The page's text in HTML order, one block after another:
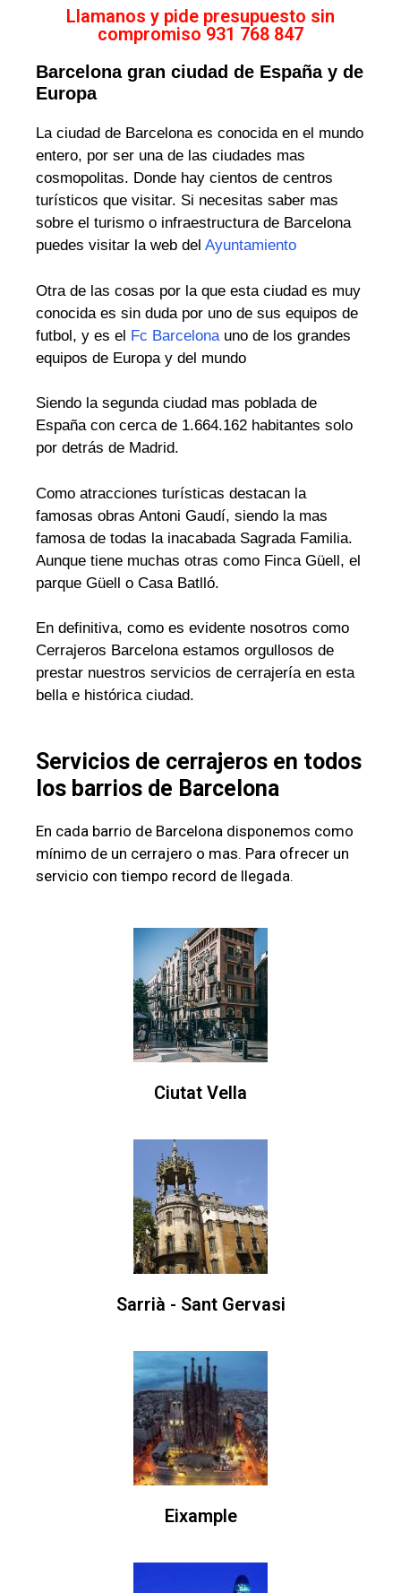
Llamanos y pide presupuesto sin
compromiso 931 768 847
Barcelona gran ciudad de España y de
Europa
La ciudad de Barcelona es conocida en el mundo
entero, por ser una de las ciudades mas
cosmopolitas. Donde hay cientos de centros
turísticos que visitar. Si necesitas saber mas
sobre el turismo o infraestructura de Barcelona
puedes visitar la web del Ayuntamiento
Otra de las cosas por la que esta ciudad es muy
conocida es sin duda por uno de sus equipos de
futbol, y es el Fc Barcelonauno de los grandes
equipos de Europa y del mundo
Siendo la segunda ciudad mas poblada de
España con cerca de 1.664.162 habitantes solo
por detrás de Madrid.
Como atracciones turísticas destacan la
famosas obras Antoni Gaudí, siendo la mas
famosa de todas la inacabada Sagrada Familia.
Aunque tiene muchas otras como Finca Güell, el
parque Güell o Casa Batlló.
En definitiva, como es evidente nosotros como
Cerrajeros Barcelona estamos orgullosos de
prestar nuestros servicios de cerrajería en esta
bella e histórica ciudad.
Servicios de cerrajeros en todos
los barrios de Barcelona
En cada barrio de Barcelona disponemos como
mínimo de un cerrajero o mas. Para ofrecer un
servicio con tiempo record de llegada.
Ciutat Vella
Sarrià - Sant Gervasi
Eixample